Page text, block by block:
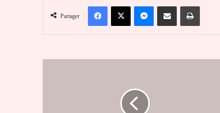
Partager
FacebookX MessengerPartager par email Imprimer